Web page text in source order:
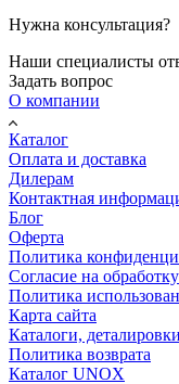
Нужна консультация?
Наши специалисты
Задать вопрос
О компании
Каталог
Оплата и доставка
Дилерам
Контактная
Блог
Оферта
Политика
Согласие на
Политика
Карта сайта
Каталоги, деталировки
Политика возврата
Каталог UNOX